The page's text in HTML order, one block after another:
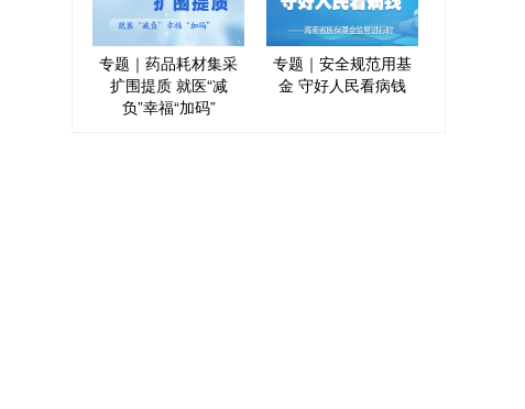
专题｜药品耗材集采
扩围提质 就医“减
负”幸福“加码”
专题｜安全规范用基
金 守好人民看病钱